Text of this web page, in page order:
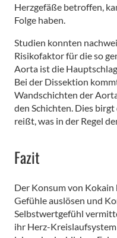
Herzgefäße betroffen,
Folge haben.
Studien konnten
Risikofaktor für die so
Aorta ist die
Bei der Dissektion
Wandschichten der
den Schichten. Dies
reißt, was in der Regel
Fazit
Der Konsum von
Gefühle auslösen und
Selbstwertgefühl
ihr Herz-